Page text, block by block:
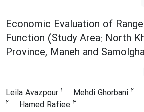
Economic Evaluation of
Function (Study Area: North
Province, Maneh and
Leila Avazpour 1 Mehdi Ghorbani 2
2 Hamed Rafiee 3